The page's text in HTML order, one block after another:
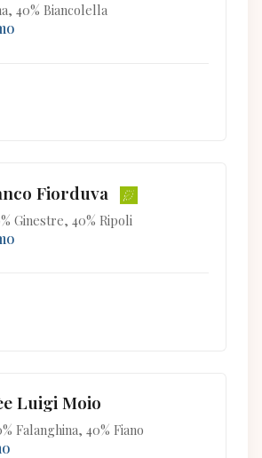
40% Biancolella
Fiorduva
Ginestre, 40% Ripoli
Luigi Moio
Falanghina, 40% Fiano